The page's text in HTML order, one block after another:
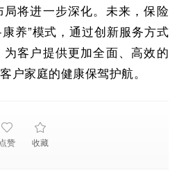
将进一步深化。未来，保险
养”模式，通过创新服务方式
客户提供更加全面、高效的
户家庭的健康保驾护航。
点赞 收藏